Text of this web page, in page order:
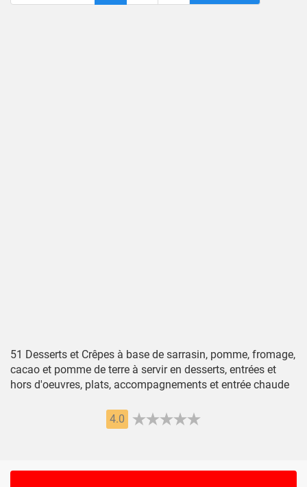
51 Desserts et Crêpes à base de sarrasin, pomme, fromage,
cacao et pomme de terre à servir en desserts, entrées et
hors d'oeuvres, plats, accompagnements et entrée chaude
4.0